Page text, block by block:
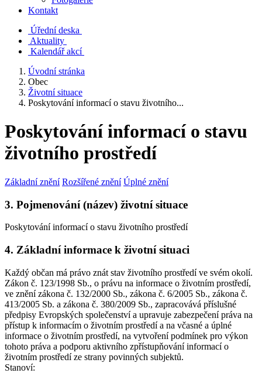
Kontakt
Úřední deska
Aktuality
Kalendář akcí
Úvodní stránka
Obec
Životní situace
Poskytování informací o stavu životního...
Poskytování informací o stavu
životního prostředí
Základní znění Rozšířené znění Úplné znění
3. Pojmenování (název) životní situace
Poskytování informací o stavu životního prostředí
4. Základní informace k životní situaci
Každý občan má právo znát stav životního prostředí ve svém okolí.
Zákon č. 123/1998 Sb., o právu na informace o životním prostředí,
ve znění zákona č. 132/2000 Sb., zákona č. 6/2005 Sb., zákona č.
413/2005 Sb. a zákona č. 380/2009 Sb., zapracovává příslušné
předpisy Evropských společenství a upravuje zabezpečení práva na
přístup k informacím o životním prostředí a na včasné a úplné
informace o životním prostředí, na vytvoření podmínek pro výkon
tohoto práva a podporu aktivního zpřístupňování informací o
životním prostředí ze strany povinných subjektů.
Stanoví: